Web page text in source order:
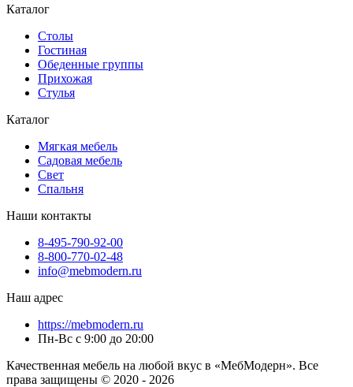
Каталог
Cтолы
Гостиная
Обеденные группы
Прихожая
Стулья
Каталог
Мягкая мебель
Садовая мебель
Свет
Спальня
Наши контакты
8-495-790-92-00
8-800-770-02-48
info@mebmodern.ru
Наш адрес
https://mebmodern.ru
Пн-Вс с 9:00 до 20:00
Качественная мебель на любой вкус в «МебМодерн». Все
права защищены © 2020 - 2026